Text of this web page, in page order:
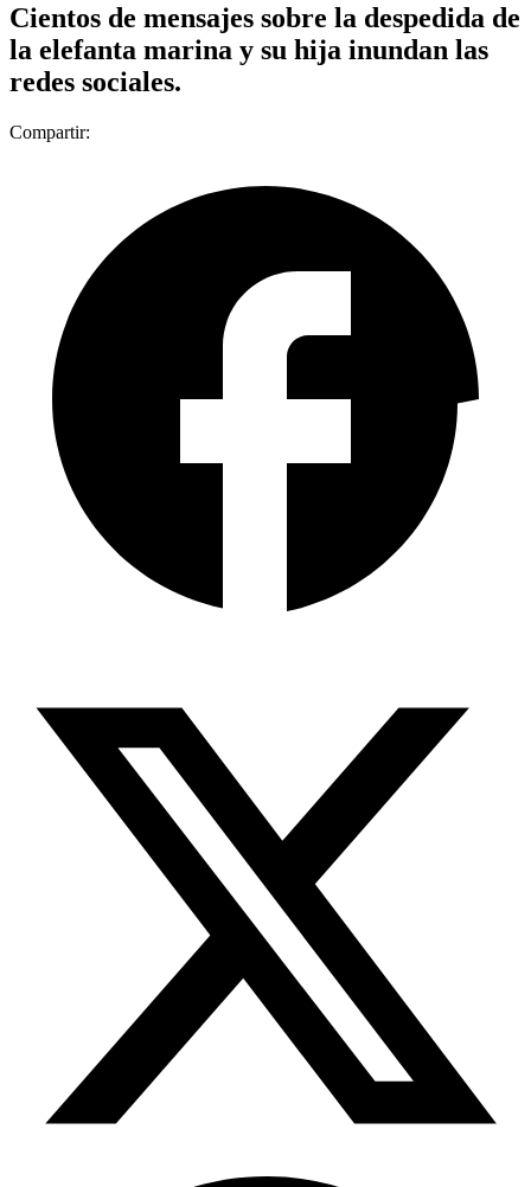
Cientos de mensajes sobre la despedida de
la elefanta marina y su hija inundan las
redes sociales.
Compartir: